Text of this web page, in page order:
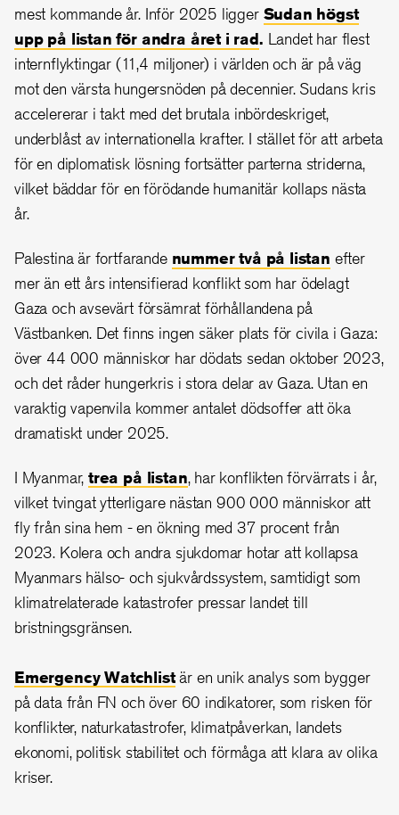
mest kommande år. Inför 2025 ligger Sudan högst
upp på listan för andra året i rad. Landet har flest
internflyktingar (11,4 miljoner) i världen och är på väg
mot den värsta hungersnöden på decennier. Sudans kris
accelererar i takt med det brutala inbördeskriget,
underblåst av internationella krafter. I stället för att arbeta
för en diplomatisk lösning fortsätter parterna striderna,
vilket bäddar för en förödande humanitär kollaps nästa
år.
Palestina är fortfarande nummer två på listan efter
mer än ett års intensifierad konflikt som har ödelagt
Gaza och avsevärt försämrat förhållandena på
Västbanken. Det finns ingen säker plats för civila i Gaza:
över 44 000 människor har dödats sedan oktober 2023,
och det råder hungerkris i stora delar av Gaza. Utan en
varaktig vapenvila kommer antalet dödsoffer att öka
dramatiskt under 2025.
I Myanmar,trea på listan, har konflikten förvärrats i år,
vilket tvingat ytterligare nästan 900 000 människor att
fly från sina hem - en ökning med 37 procent från
2023. Kolera och andra sjukdomar hotar att kollapsa
Myanmars hälso- och sjukvårdssystem, samtidigt som
klimatrelaterade katastrofer pressar landet till
bristningsgränsen.
Emergency Watchlistär en unik analys som bygger
på data från FN och över 60 indikatorer, som risken för
konflikter, naturkatastrofer, klimatpåverkan, landets
ekonomi, politisk stabilitet och förmåga att klara av olika
kriser.